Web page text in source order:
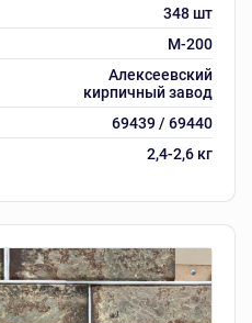
348 шт
М-200
Алексеевский
кирпичный завод
69439 / 69440
2,4-2,6 кг